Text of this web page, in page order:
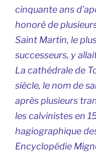
cinquante ans
honoré de
Saint Martin, le
successeurs, y
La cathédrale de
siècle, le nom de
après plusieurs
les calvinistes en
hagiographique
Encyclopédie